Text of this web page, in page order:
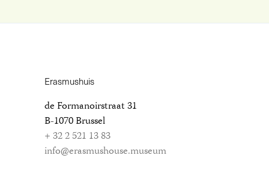
Erasmushuis
de Formanoirstraat 31
B-1070 Brussel
+ 32 2 521 13 83
info@erasmushouse.museum